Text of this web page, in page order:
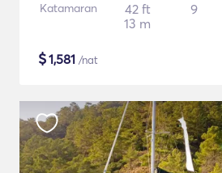
Katamaran
42 ft
13 m
9
$1,581 /nat